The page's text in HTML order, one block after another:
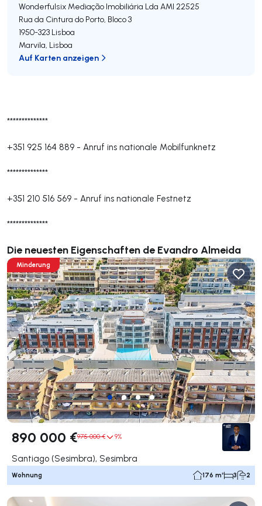
**************
+351 925 164 889 - Anruf ins nationale Mobilfunknetz
**************
+351 210 516 569 - Anruf ins nationale Festnetz
**************
Die neuesten Eigenschaften de Evandro Almeida
Minderung
890 000 €975 000 € 9%
Santiago (Sesimbra), Sesimbra
Wohnung 176 m² 3 2
Wonderfulsix Mediação Imobiliária Lda AMI 22525
Rua da Cintura do Porto, Bloco 3
1950-323 Lisboa
Marvila, Lisboa
Auf Karten anzeigen